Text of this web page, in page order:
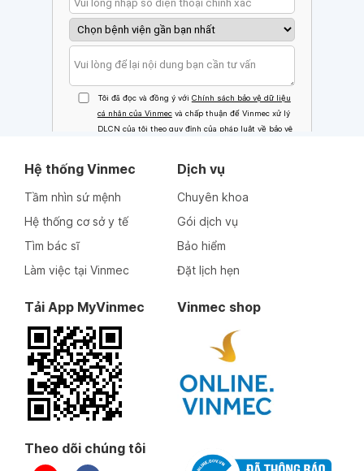
Hệ thống Vinmec
Tầm nhìn sứ mệnh
Hệ thống cơ sở y tế
Tìm bác sĩ
Làm việc tại Vinmec
Dịch vụ
Chuyên khoa
Gói dịch vụ
Bảo hiểm
Đặt lịch hẹn
Tải App MyVinmec Vinmec shop
Theo dõi chúng tôi